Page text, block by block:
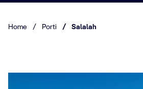
Home / Porti / Salalah